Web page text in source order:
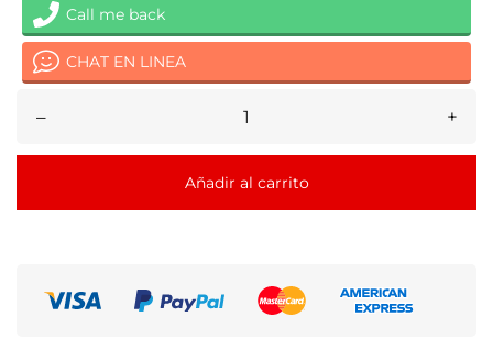
Call me back
CHAT EN LINEA
– +
Añadir al carrito